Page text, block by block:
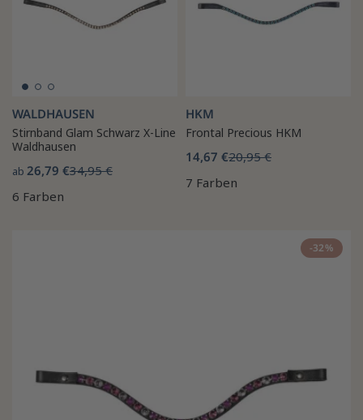
WALDHAUSEN
Stirnband Glam Schwarz X-Line
Waldhausen
ab 26,79 €34,95 €
6 Farben
HKM
Frontal Precious HKM
14,67 €20,95 €
7 Farben
-32%